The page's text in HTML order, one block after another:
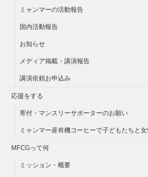
ミャンマーの活動報告
国内活動報告
お知らせ
メディア掲載・講演報告
講演依頼お申込み
応援をする
寄付・マンスリーサポーターのお願い
ミャンマー産有機コーヒーで子どもたちと女
MFCGって何
ミッション・概要